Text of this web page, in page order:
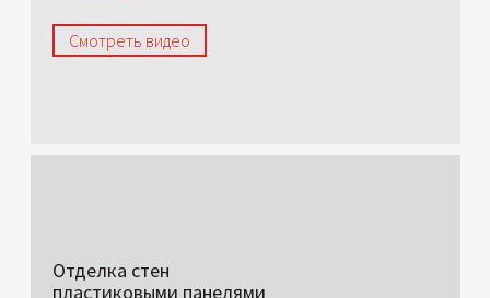
Смотреть видео
Отделка стен
пластиковыми панелями